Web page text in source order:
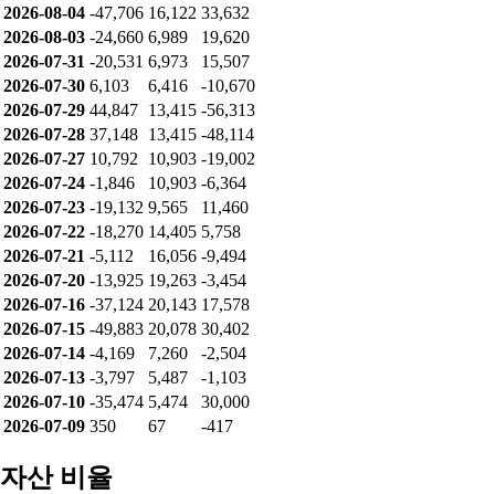
2026-08-04 -47,706 16,122 33,632
2026-08-03 -24,660 6,989
19,620
2026-07-31 -20,531 6,973
15,507
2026-07-30 6,103 6,416
-10,670
2026-07-29 44,847 13,415 -56,313
2026-07-28 37,148 13,415 -48,114
2026-07-27 10,792 10,903 -19,002
2026-07-24 -1,846 10,903 -6,364
2026-07-23 -19,132 9,565
11,460
2026-07-22 -18,270 14,405 5,758
2026-07-21 -5,112 16,056 -9,494
2026-07-20 -13,925 19,263 -3,454
2026-07-16 -37,124 20,143 17,578
2026-07-15 -49,883 20,078 30,402
2026-07-14 -4,169 7,260
-2,504
2026-07-13 -3,797 5,487
-1,103
2026-07-10 -35,474 5,474
30,000
2026-07-09 350 67 -417
자산 비율